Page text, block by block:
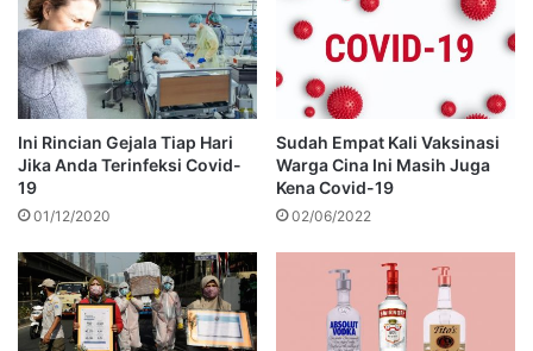
Ini Rincian Gejala Tiap Hari
Jika Anda Terinfeksi Covid-
19
01/12/2020
Sudah Empat Kali Vaksinasi
Warga Cina Ini Masih Juga
Kena Covid-19
02/06/2022